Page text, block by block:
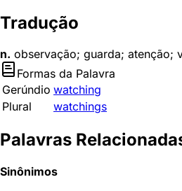
Tradução
n. observação; guarda; atenção;
Formas da Palavra
Gerúndio watching
Plural
watchings
Palavras
Sinônimos